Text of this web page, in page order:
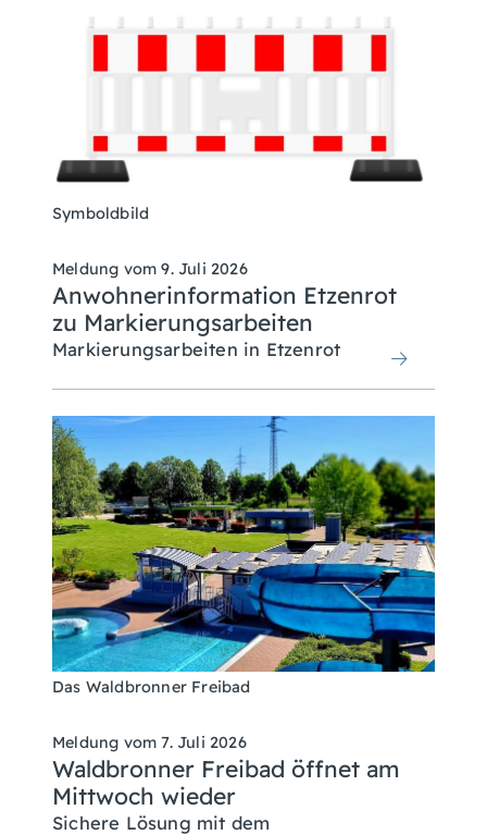
Symboldbild
Meldung vom 9. Juli 2026
Anwohnerinformation Etzenrot
zu Markierungsarbeiten
Markierungsarbeiten in Etzenrot
Das Waldbronner Freibad
Meldung vom 7. Juli 2026
Waldbronner Freibad öffnet am
Mittwoch wieder
Sichere Lösung mit dem